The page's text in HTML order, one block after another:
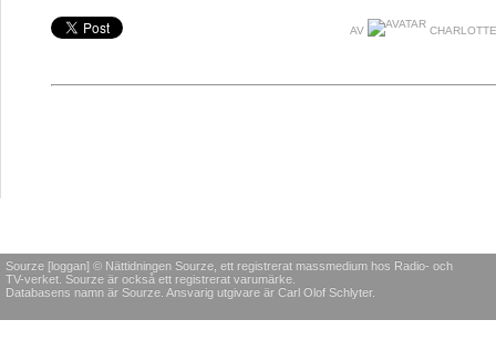
AV
Sourze [loggan] © Nättidningen Sourze, ett registrerat massmedium hos Radio- och
TV-verket. Sourze är också ett registrerat varumärke.
Databasens namn är Sourze. Ansvarig utgivare är Carl Olof Schlyter.